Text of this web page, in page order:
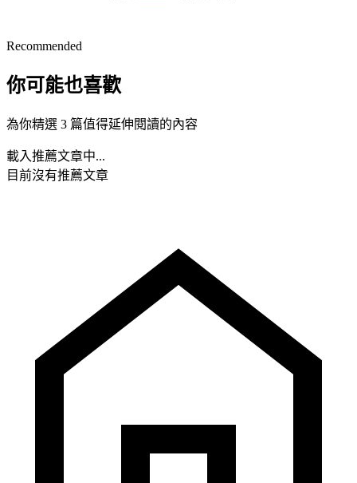
Recommended
你可能也喜歡
為你精選 3 篇值得延伸閱讀的內容
載入推薦文章中...
目前沒有推薦文章